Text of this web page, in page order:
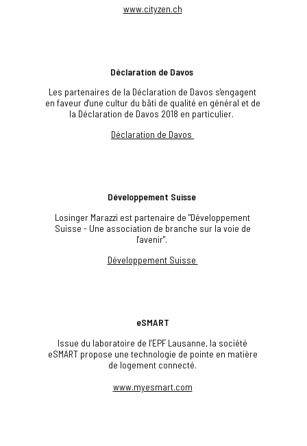
www.cityzen.ch
Déclaration de Davos
Les partenaires de la Déclaration de Davos s'engagent
en faveur d'une cultur du bâti de qualité en général et de
la Déclaration de Davos 2018 en particulier.
Déclaration de Davos
Développement Suisse
Losinger Marazzi est partenaire de "Développement
Suisse - Une association de branche sur la voie de
l'avenir".
Développement Suisse
eSMART
Issue du laboratoire de l’EPF Lausanne, la société
eSMART propose une technologie de pointe en matière
de logement connecté.
www.myesmart.com